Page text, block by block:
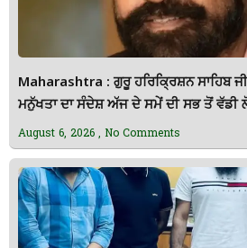
Maharashtra : ਗੁਰੂ ਹਰਿਕ੍ਰਿਸ਼ਨ ਸਾਹਿਬ
ਮਨੁੱਖਤਾ ਦਾ ਸੰਦੇਸ਼ ਅੱਜ ਦੇ ਸਮੇਂ ਦੀ ਸਭ ਤੋਂ ਵੱਡੀ
August 6, 2026 No Comments